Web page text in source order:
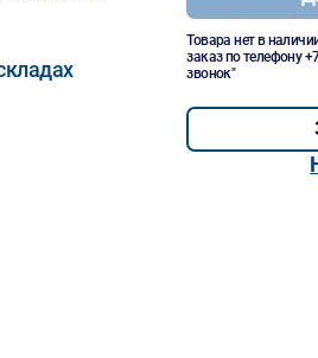
Товара нет в
заказ по телефону
звонок"